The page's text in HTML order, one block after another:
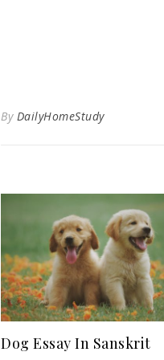
By DailyHomeStudy
Dog Essay In Sanskrit